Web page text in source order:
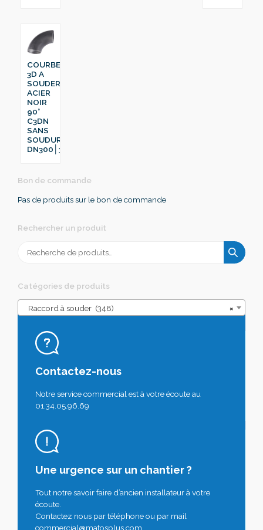
COURBE
3D A
SOUDER
ACIER
NOIR
90°
C3DN
SANS
SOUDURE
DN300│323.9
Bon de commande
Pas de produits sur le bon de commande
Rechercher un produit
pour :
Catégories de produits
×
Raccord à souder (348)
Contactez-nous
Notre service commercial est à votre écoute au
01.34.05.96.69
Une urgence sur un chantier ?
Tout notre savoir faire d’ancien installateur à votre
écoute.
Contactez nous par téléphone ou par mail
commercial@matosplus.com